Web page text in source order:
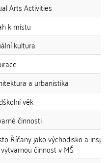
Arts Activities
k místu
kultura
a urbanistika
věk
činnosti
Říčany jako východisko a
činnost v MŠ